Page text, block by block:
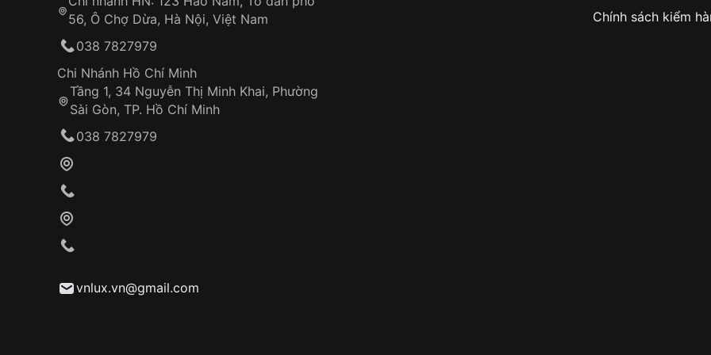
56, Ô Chợ Dừa, Hà Nội, Việt Nam
038 7827979
Chi Nhánh Hồ Chí Minh
Tầng 1, 34 Nguyễn Thị Minh Khai, Phường
Sài Gòn, TP. Hồ Chí Minh
038 7827979
vnlux.vn@gmail.com
Chính sách kiểm